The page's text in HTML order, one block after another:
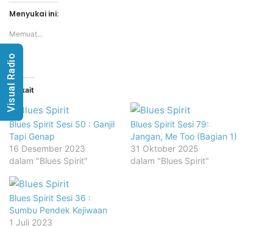
Menyukai ini:
Memuat...
Terkait
Blues Spirit Sesi 50 : Ganjil
Tapi Genap
16 Desember 2023
dalam "Blues Spirit"
Blues Spirit Sesi 79:
Jangan, Me Too (Bagian 1)
31 Oktober 2025
dalam "Blues Spirit"
Blues Spirit Sesi 36 :
Sumbu Pendek Kejiwaan
1 Juli 2023
Visual Radio